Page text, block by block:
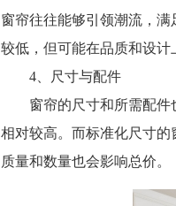
窗帘往往能够引领潮流，
较低，但可能在品质和设计
4、尺寸与配件
窗帘的尺寸和所需配件也
相对较高。而标准化尺寸
质量和数量也会影响总价。